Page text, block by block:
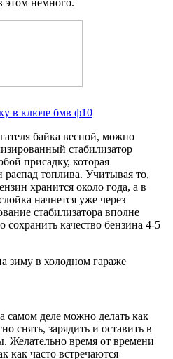
этом немного.
в ключе бмв ф10
байка весной, можно
стабилизатор
присадку, которая
распад топлива. Учитывая то,
хранится около года, а в
начнется уже через
стабилизатора вполне
качество бензина 4-5
самом деле можно делать как
снять, зарядить и оставить в
Желательно время от времени
как часто встречаются